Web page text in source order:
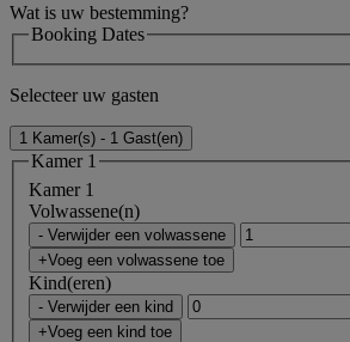
Wat is uw bestemming?
Booking Dates
Selecteer uw gasten
1 Kamer(s) - 1 Gast(en)
Kamer 1
Kamer 1
Volwassene(n)
- Verwijder een volwassene
+Voeg een volwassene toe
Kind(eren)
- Verwijder een kind
+Voeg een kind toe